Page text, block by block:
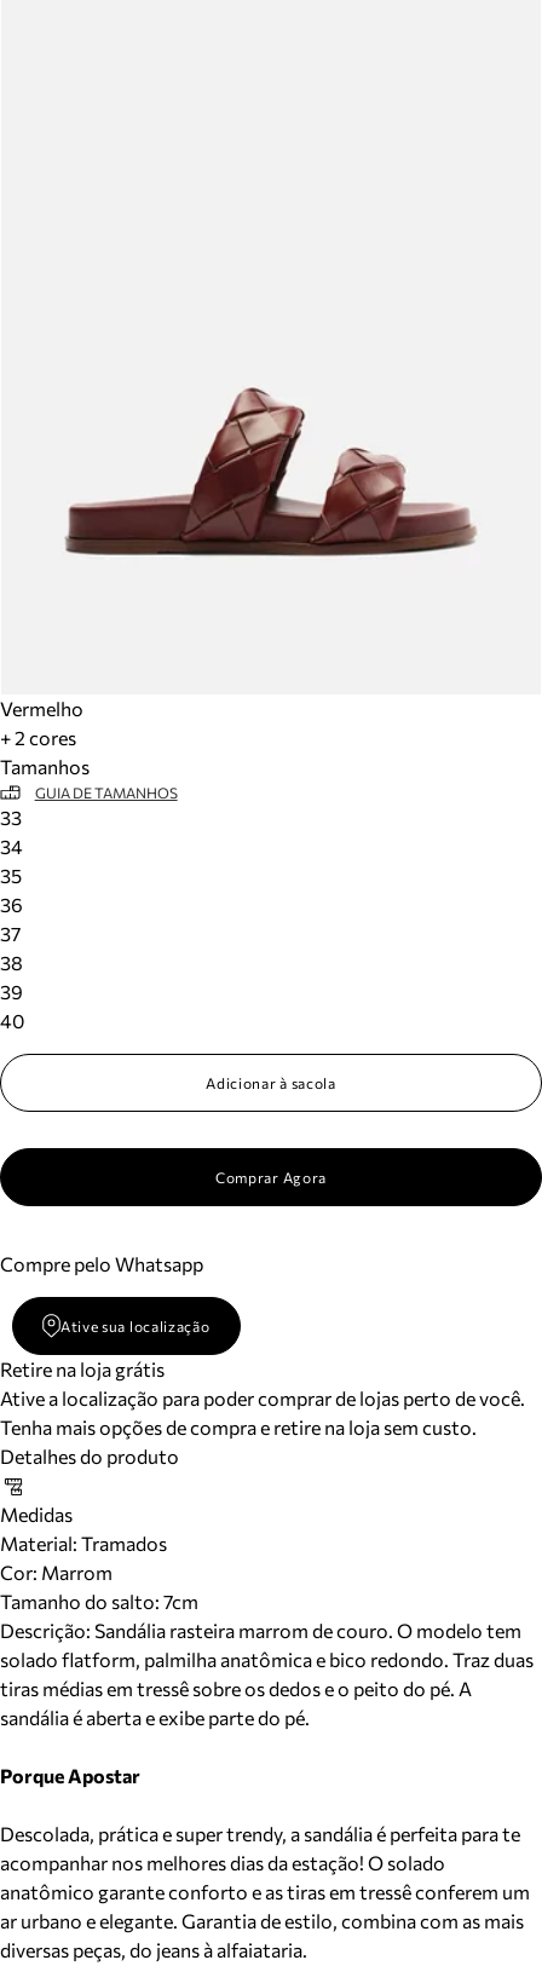
Vermelho
+ 2 cores
Tamanhos
GUIA DE TAMANHOS
33
34
35
36
37
38
39
40
Adicionar à sacola
Comprar Agora
Compre pelo Whatsapp
Ative sua localização
Retire na loja grátis
Ative a localização para poder comprar de lojas perto de você.
Tenha mais opções de compra e retire na loja sem custo.
Detalhes do produto
Medidas
Material: Tramados
Cor: Marrom
Tamanho do salto: 7cm
Descrição: Sandália rasteira marrom de couro. O modelo tem
solado flatform, palmilha anatômica e bico redondo. Traz duas
tiras médias em tressê sobre os dedos e o peito do pé. A
sandália é aberta e exibe parte do pé.
Porque Apostar
Descolada, prática e super trendy, a sandália é perfeita para te
acompanhar nos melhores dias da estação! O solado
anatômico garante conforto e as tiras em tressê conferem um
ar urbano e elegante. Garantia de estilo, combina com as mais
diversas peças, do jeans à alfaiataria.